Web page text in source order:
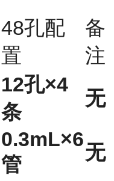
48孔配
置
备
注
12孔×4
条
无
0.3mL×6
管
无